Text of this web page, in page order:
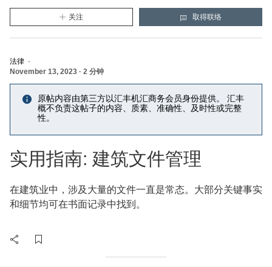
关注
Halim Hong & Quek
(将打开一个新的模态窗口)
取得联络
Halim Hong & Quek
(新的窗口将会打开)
法律 ·
November 13, 2023 · 2 分钟
原帖内容由第三方以汇丰机汇商务会员身份提供。 汇丰
概不负责这帖子的内容、质素、准确性、及时性或完整
性。
实用指南: 建筑文件管理
在建筑业中，涉及大量的文件一直是常态。大部分关键事实
和细节均可在书面记录中找到。